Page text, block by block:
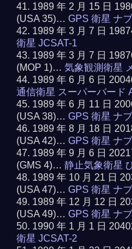
1989 年 2 月 15 日
(USA 35)…GPS 衛星 ナ
1989 年 3 月 7 日
衛星 JCSAT-1
1989 年 3 月 7 日
(MOP 1)…気象観測衛星
1989 年 6 月 6 日
通信衛星 スーパーバード
1989 年 6 月 11 日
(USA 38)…GPS 衛星 ナ
1989 年 8 月 18 日
(USA 42)…GPS 衛星 ナ
1989 年 9 月 6 日
(GMS 4)…静止気象衛星
1989 年 10 月 21 日
(USA 47)…GPS 衛星 ナ
1989 年 12 月 12 日
(USA 49)…GPS 衛星 ナ
1990 年 1 月 1 日
衛星 JCSAT-2